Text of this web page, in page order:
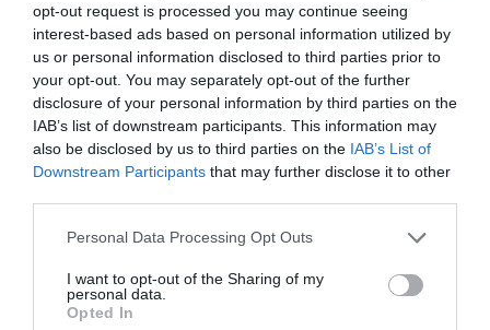
opt-out request is processed you may continue seeing
interest-based ads based on personal information utilized by
us or personal information disclosed to third parties prior to
your opt-out. You may separately opt-out of the further
disclosure of your personal information by third parties on the
IAB’s list of downstream participants. This information may
also be disclosed by us to third parties on the IAB’s List of
Downstream Participants that may further disclose it to other
Personal Data Processing Opt Outs
I want to opt-out of the Sharing of my
personal data.
Opted In
ocho millones. "No fue fácil conseguir inversión,
pero el proyecto ha generado un gran interés,
porque hay conciencia de que la construcción es
lo último que queda para industrializar y que las
regulaciones en términos de sostenibilidad serán
cada vez más estrictas", añade Carné.
Tanto él como Villanueva repescaron a un antiguo
director financiero de la compañía. Completan el
equipo de fundadores